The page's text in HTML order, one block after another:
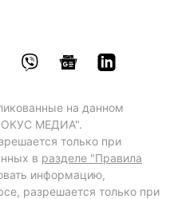
на данном
МЕДИА".
только при
в разделе "Правила
информацию,
разрешается только при